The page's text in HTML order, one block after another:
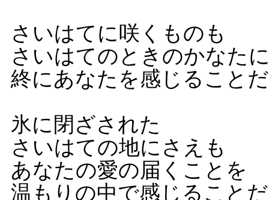
さいはてに咲くものも
さいはてのときのかなた
終にあなたを感じること
氷に閉ざされた
さいはての地にさえも
あなたの愛の届くことを
温もりの中で感じること